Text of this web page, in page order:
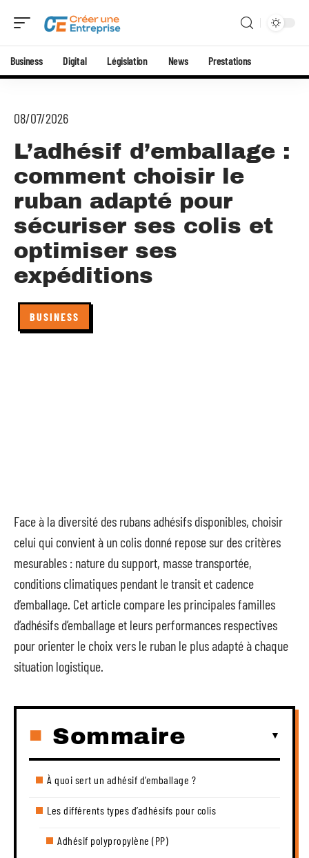
Business Digital Législation News Prestations
08/07/2026
L’adhésif d’emballage :
comment choisir le
ruban adapté pour
sécuriser ses colis et
optimiser ses
expéditions
BUSINESS
Face à la diversité des rubans adhésifs disponibles, choisir
celui qui convient à un colis donné repose sur des critères
mesurables : nature du support, masse transportée,
conditions climatiques pendant le transit et cadence
d’emballage. Cet article compare les principales familles
d’adhésifs d’emballage et leurs performances respectives
pour orienter le choix vers le ruban le plus adapté à chaque
situation logistique.
Sommaire
À quoi sert un adhésif d’emballage ?
Les différents types d’adhésifs pour colis
Adhésif polypropylène (PP)